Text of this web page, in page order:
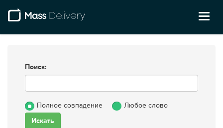
Поиск:
Полное совпадение Любое слово